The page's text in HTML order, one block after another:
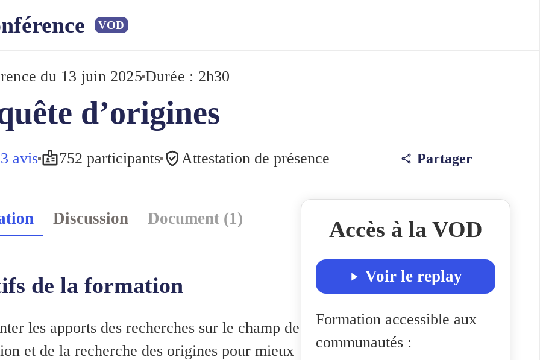
VOD
du 13 juin 2025Durée : 2h30
d’origines
avis 752 participants Attestation de présence Partager
Discussion Document (1)
de la formation
les apports des recherches sur le champ de
et de la recherche des origines pour mieux
Accès à la VOD
Voir le replay
Formation accessible aux
communautés :